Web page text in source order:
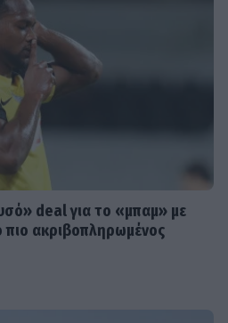
deal για το «μπαμ» με
πιο ακριβοπληρωμένος